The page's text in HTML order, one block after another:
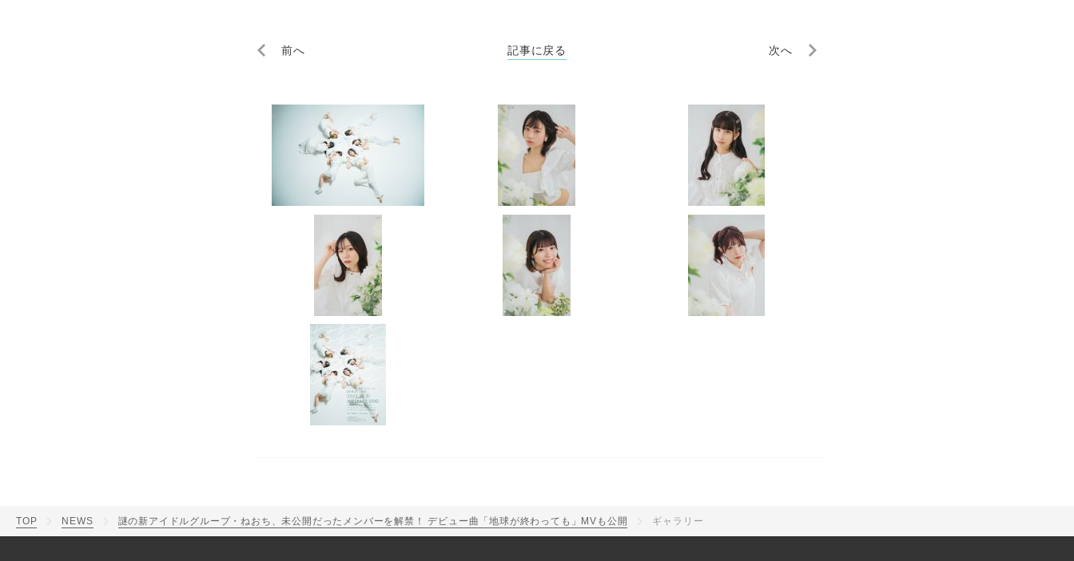
前へ 記事に戻る 次へ
TOP NEWS 謎の新アイドルグループ・ねおち、未公開だったメンバーを解禁！ デビュー曲「地球が終わっても」MVも公開 ギャラリー